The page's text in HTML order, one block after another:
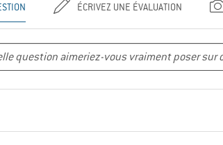
ÉCRIVEZ UNE ÉVALUATION